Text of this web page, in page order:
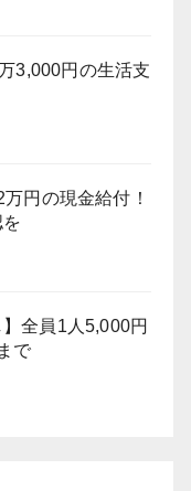
3,000円の生活支
円の現金給付！
全員1人5,000円
で